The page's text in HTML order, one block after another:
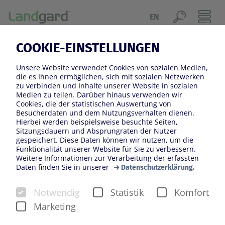
COOKIE-EINSTELLUNGEN
Unsere Website verwendet Cookies von sozialen Medien,
die es Ihnen ermöglichen, sich mit sozialen Netzwerken
zu verbinden und Inhalte unserer Website in sozialen
Medien zu teilen. Darüber hinaus verwenden wir
Cookies, die der statistischen Auswertung von
Besucherdaten und dem Nutzungsverhalten dienen.
Hierbei werden beispielsweise besuchte Seiten,
Sitzungsdauern und Absprungraten der Nutzer
gespeichert. Diese Daten können wir nutzen, um die
Funktionalität unserer Website für Sie zu verbessern.
Weitere Informationen zur Verarbeitung der erfassten
Daten finden Sie in unserer
Datenschutzerklärung.
Notwendig Statistik
Komfort
Marketing
EN
AUSBILDUNG BEI LANDGARD:
START DES NEUEN
AUSBILDUNGSJAHRES UND
ERFOLGREICH BESTANDENE
PRÜFUNGEN